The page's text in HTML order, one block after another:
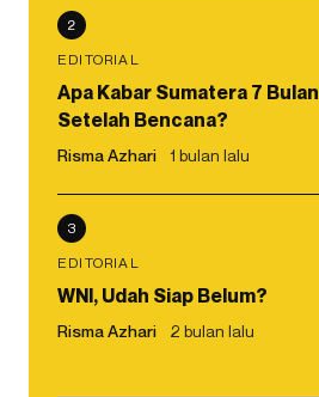
2
EDITORIAL
Apa Kabar Sumatera 7 Bulan
Setelah Bencana?
Risma Azhari 1 bulan lalu
3
EDITORIAL
WNI, Udah Siap Belum?
Risma Azhari 2 bulan lalu